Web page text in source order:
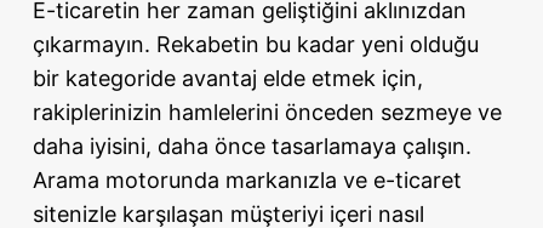
E-ticaretin her zaman geliştiğini aklınızdan
çıkarmayın. Rekabetin bu kadar yeni olduğu
bir kategoride avantaj elde etmek için,
rakiplerinizin hamlelerini önceden sezmeye ve
daha iyisini, daha önce tasarlamaya çalışın.
Arama motorunda markanızla ve e-ticaret
sitenizle karşılaşan müşteriyi içeri nasıl